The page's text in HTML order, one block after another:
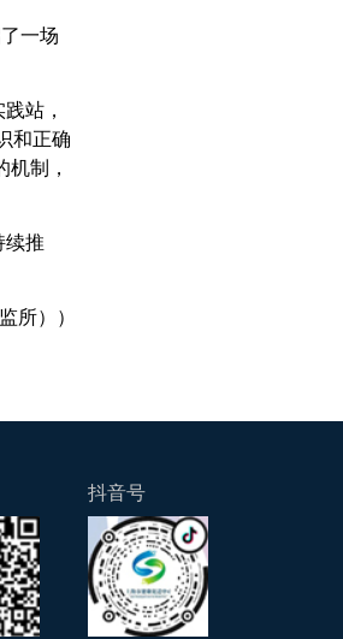
一场
站，
和正确
制，
续推
所））
抖音号